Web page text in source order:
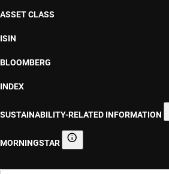
ASSET CLASS
ISIN
BLOOMBERG
INDEX
SUSTAINABILITY-RELATED INFORMATION
MORNINGSTAR Morningstar